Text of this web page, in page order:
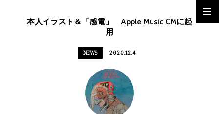
本人イラスト＆「感電」 Apple Music CMに起
用
NEWS 2020.12.4